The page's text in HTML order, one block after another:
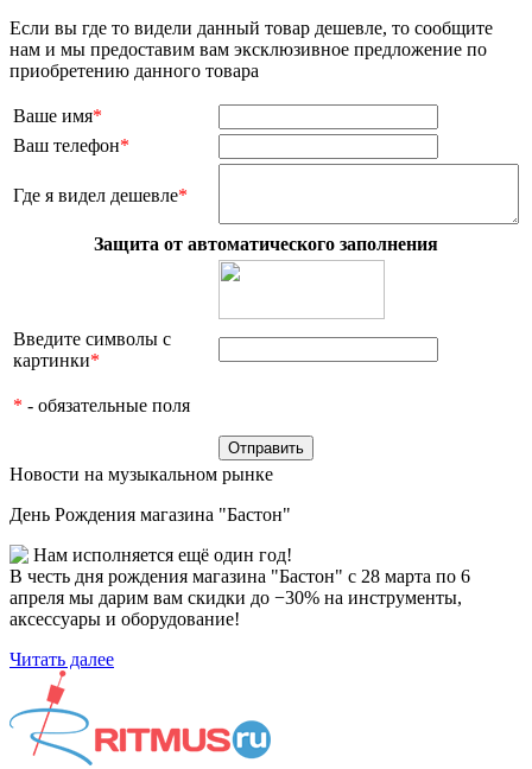
Если вы где то видели данный товар дешевле, то сообщите
нам и мы предоставим вам эксклюзивное предложение по
приобретению данного товара
Ваше имя*
Ваш телефон*
Где я видел дешевле*
Защита от автоматического заполнения
Введите символы с
картинки*
* - обязательные поля
Новости на музыкальном рынке
День Рождения магазина "Бастон"
Нам исполняется ещё один год!
В честь дня рождения магазина "Бастон" с 28 марта по 6
апреля мы дарим вам скидки до −30% на инструменты,
аксессуары и оборудование!
Читать далее